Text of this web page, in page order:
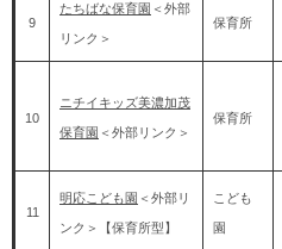
9
たちばな保育園 ＜外部
リンク＞
保育所
10
ニチイキッズ美濃加茂
保育園 ＜外部リンク＞
保育所
11
明応こども園 ＜外部リ
ンク＞ 【保育所型】
こども
園